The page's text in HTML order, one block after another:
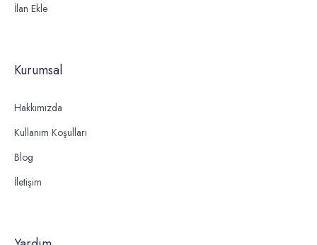
İlan Ekle
Kurumsal
Hakkımızda
Kullanım Koşulları
Blog
İletişim